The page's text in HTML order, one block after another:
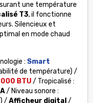
une température
T3, il fonctionne
Silencieux et
en mode chaud
: Smart
de température) /
BTU/ Tropicalisé :
/ Niveau sonore :
/ Afficheur digital /